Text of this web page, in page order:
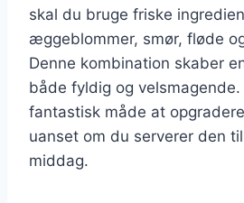
skal du bruge friske
æggeblommer, smør, fløde
Denne kombination skaber
både fyldig og velsmagende.
fantastisk måde at
uanset om du serverer den
middag.